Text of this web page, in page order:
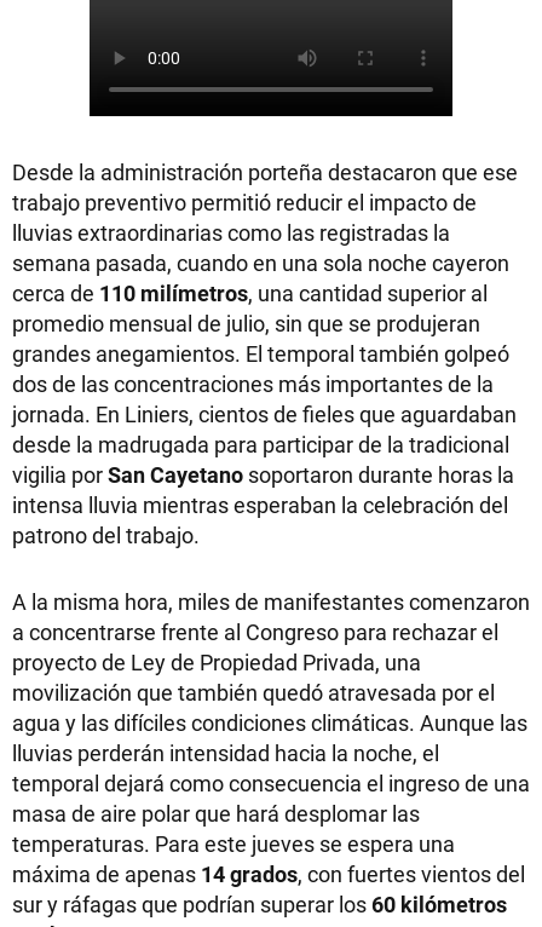
Desde la administración porteña destacaron que ese
trabajo preventivo permitió reducir el impacto de
lluvias extraordinarias como las registradas la
semana pasada, cuando en una sola noche cayeron
cerca de 110 milímetros, una cantidad superior al
promedio mensual de julio, sin que se produjeran
grandes anegamientos. El temporal también golpeó
dos de las concentraciones más importantes de la
jornada. En Liniers, cientos de fieles que aguardaban
desde la madrugada para participar de la tradicional
vigilia porSan Cayetano soportaron durante horas la
intensa lluvia mientras esperaban la celebración del
patrono del trabajo.
A la misma hora, miles de manifestantes comenzaron
a concentrarse frente al Congreso para rechazar el
proyecto de Ley de Propiedad Privada, una
movilización que también quedó atravesada por el
agua y las difíciles condiciones climáticas. Aunque las
lluvias perderán intensidad hacia la noche, el
temporal dejará como consecuencia el ingreso de una
masa de aire polar que hará desplomar las
temperaturas. Para este jueves se espera una
máxima de apenas 14 grados, con fuertes vientos del
sur y ráfagas que podrían superar los60 kilómetros